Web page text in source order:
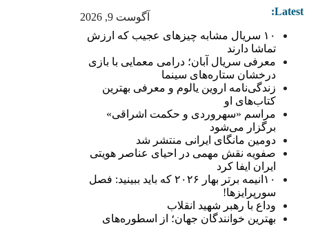
آگوست 9, 2026 Latest:
۱۰ سریال مشابه چیزهای عجیب که ارزش
تماشا دارند
معرفی سریال آبان؛ درامی معمایی با بازی
درخشان ستاره‌های سینما
زندگی‌نامه اروین یالوم و معرفی بهترین
کتاب‌های او
مراسم «سهروردی و حکمت اشراقی»
برگزار می‌شود
دومین مانگای ایرانی منتشر شد
صفویه نقش مهمی در احیای عناصر هویتی
ایران ایفا کرد
۱۰انیمه برتر بهار ۲۰۲۶ که باید ببینید: فصل
سورپرایزها!
وداع با رهبر شهید انقلاب
بهترین خوانندگان جهان؛ از اسطوره‌های